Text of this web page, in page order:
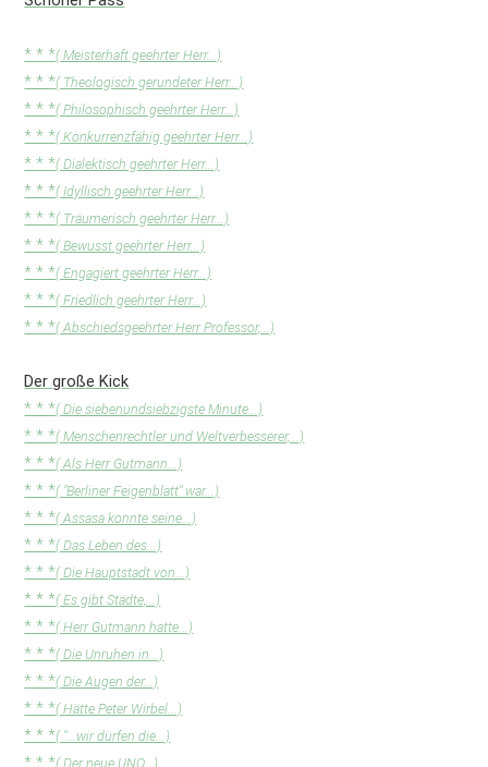
* * *( Meisterhaft geehrter Herr...)
* * *( Theologisch gerundeter Herr...)
* * *( Philosophisch geehrter Herr...)
* * *( Konkurrenzfähig geehrter Herr...)
* * *( Dialektisch geehrter Herr...)
* * *( Idyllisch geehrter Herr...)
* * *( Träumerisch geehrter Herr...)
* * *( Bewusst geehrter Herr...)
* * *( Engagiert geehrter Herr...)
* * *( Friedlich geehrter Herr...)
* * *( Abschiedsgeehrter Herr Professor,...)
Der große Kick
* * *( Die siebenundsiebzigste Minute...)
* * *( Menschenrechtler und Weltverbesserer,...)
* * *( Als Herr Gutmann...)
* * *( "Berliner Feigenblatt" war...)
* * *( Assasa konnte seine...)
* * *( Das Leben des...)
* * *( Die Hauptstadt von...)
* * *( Es gibt Städte,...)
* * *( Herr Gutmann hatte...)
* * *( Die Unruhen in...)
* * *( Die Augen der...)
* * *( Hätte Peter Wirbel...)
* * *( "...wir dürfen die...)
* * *( Der neue UNO...)